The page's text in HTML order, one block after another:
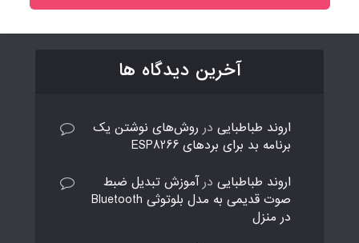
آخرین دیدگاه ها
اروند طباطبایی در روش‌های نوشتن یک
برنامه بد برای بردهای ESP8266
اروند طباطبایی درآموزش تبدیل ضبط
صوت قدیمی به مدل بلوتوثی Bluetooth
در منزل